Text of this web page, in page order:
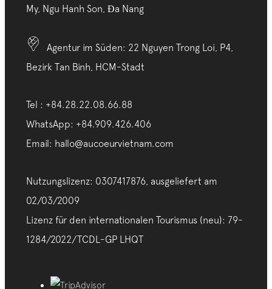
My, Ngu Hanh Son, Đa Nang
Agentur im Süden: 22 Nguyen Trong Loi, P4,
Bezirk Tan Binh, HCM-Stadt
Tel : +84.28.22.08.66.88
WhatsApp: +84.909.426.406
Email: hallo@aucoeurvietnam.com
Nutzungslizenz: 0307417876, ausgeliefert am
02/03/2009
Lizenz für den internationalen Tourismus (neu): 79-
1284/2022/TCDL-GP LHQT